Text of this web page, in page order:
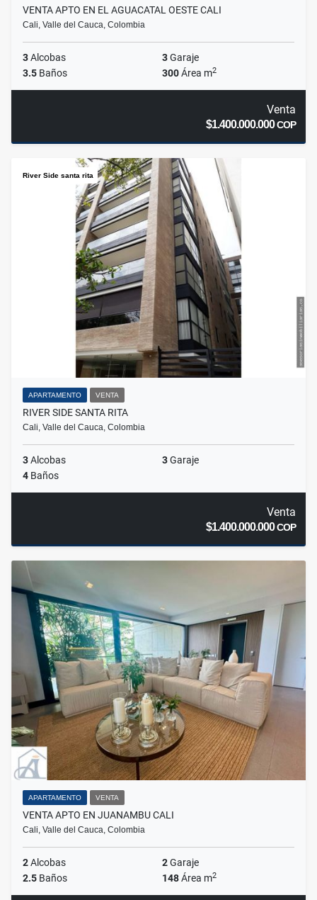
VENTA APTO EN EL AGUACATAL OESTE CALI
Cali, Valle del Cauca, Colombia
3Alcobas 3Garaje
3.5 Baños 300Área m2
Venta
$1.400.000.000COP
River Side santa rita
APARTAMENTO VENTA
RIVER SIDE SANTA RITA
Cali, Valle del Cauca, Colombia
3Alcobas 3Garaje
4 Baños
Venta
$1.400.000.000COP
APARTAMENTO VENTA
VENTA APTO EN JUANAMBU CALI
Cali, Valle del Cauca, Colombia
2Alcobas 2Garaje
2.5 Baños 148Área m2